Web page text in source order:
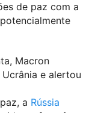
de paz com a
Macron
e alertou
a Rússia